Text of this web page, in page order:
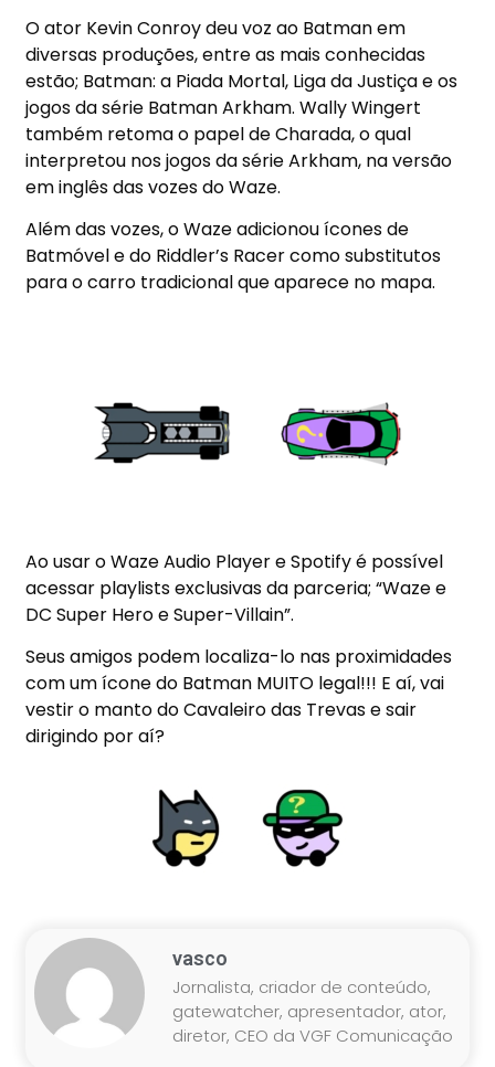
O ator Kevin Conroy deu voz ao Batman em
diversas produções, entre as mais conhecidas
estão; Batman: a Piada Mortal, Liga da Justiça e os
jogos da série Batman Arkham. Wally Wingert
também retoma o papel de Charada, o qual
interpretou nos jogos da série Arkham, na versão
em inglês das vozes do Waze.
Além das vozes, o Waze adicionou ícones de
Batmóvel e do Riddler’s Racer como substitutos
para o carro tradicional que aparece no mapa.
Ao usar o Waze Audio Player e Spotify é possível
acessar playlists exclusivas da parceria; “Waze e
DC Super Hero e Super-Villain”.
Seus amigos podem localiza-lo nas proximidades
com um ícone do Batman MUITO legal!!! E aí, vai
vestir o manto do Cavaleiro das Trevas e sair
dirigindo por aí?
vasco
Jornalista, criador de conteúdo,
gatewatcher, apresentador, ator,
diretor, CEO da VGF Comunicação